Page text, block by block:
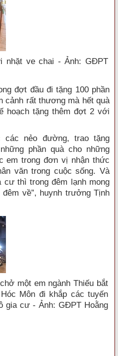
nhặt ve chai - Ảnh: GĐPT
đợt đầu đi tặng 100 phần
cảnh rất thương mà hết quà
hoạch tặng thêm đợt 2 với
các nẻo đường, trao tặng
phần quà cho những
em trong đơn vị nhận thức
văn trong cuộc sống. Và
thì trong đêm lạnh mong
về”, huynh trưởng Tịnh
một em ngành Thiếu bắt
Môn đi khắp các tuyến
gia cư - Ảnh: GĐPT Hoằng